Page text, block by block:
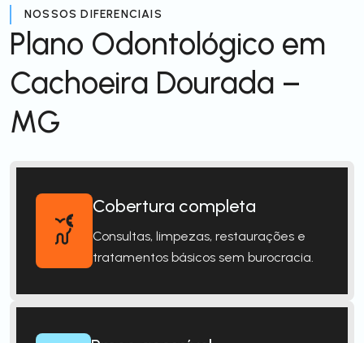
NOSSOS DIFERENCIAIS
Plano Odontológico em
Cachoeira Dourada –
MG
Cobertura completa
Consultas, limpezas, restaurações e
tratamentos básicos sem burocracia.